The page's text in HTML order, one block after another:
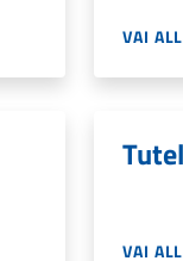
VAI
VAI